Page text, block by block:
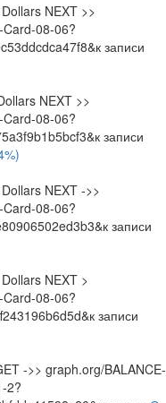
NEXT >>
08-06?
к записи
NEXT >>
08-06?
к записи
NEXT ->>
08-06?
к записи
NEXT >
08-06?
к записи
->> graph.org/BALANCE-
2?